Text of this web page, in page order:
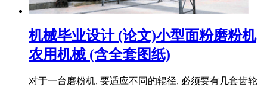
机械毕业设计 (论文)小型面粉磨粉机
农用机械 (含全套图纸)
对于一台磨粉机, 要适应不同的辊径, 必须要有几套齿轮